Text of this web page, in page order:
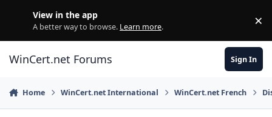
View in the app
A better way to browse. Learn more. ×
WinCert.net Forums Sign In
Home WinCert.net International WinCert.net French